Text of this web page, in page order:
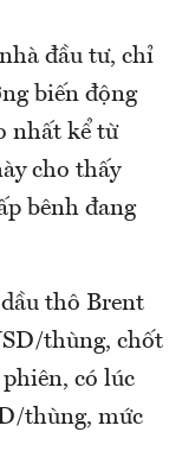
đầu tư, chỉ
biến động
nhất kể từ
cho thấy
bênh đang
thô Brent
thùng, chốt
có lúc
thùng, mức